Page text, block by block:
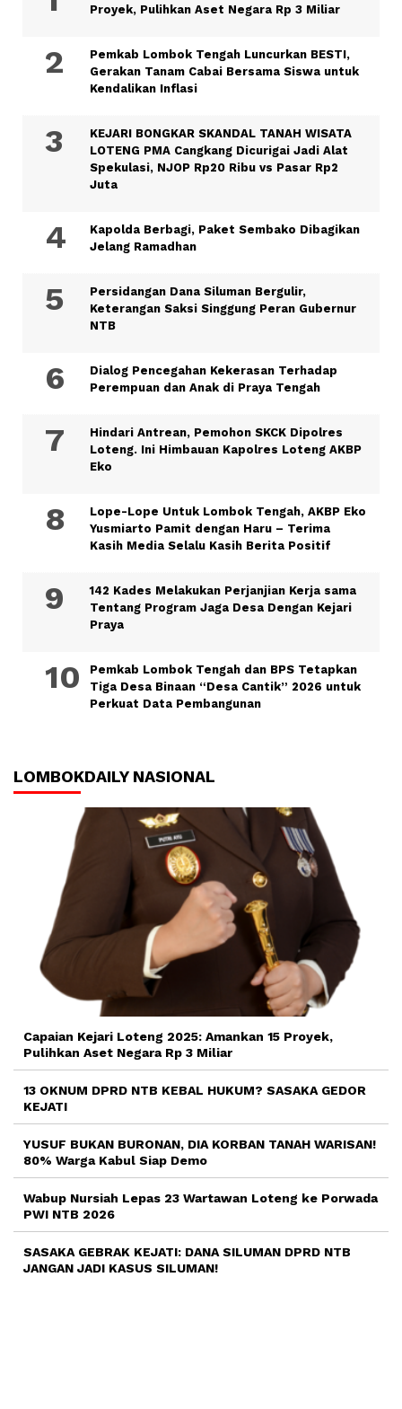
Proyek, Pulihkan Aset Negara Rp 3 Miliar
Pemkab Lombok Tengah Luncurkan BESTI,
Gerakan Tanam Cabai Bersama Siswa untuk
Kendalikan Inflasi
KEJARI BONGKAR SKANDAL TANAH WISATA
LOTENG PMA Cangkang Dicurigai Jadi Alat
Spekulasi, NJOP Rp20 Ribu vs Pasar Rp2
Juta
Kapolda Berbagi, Paket Sembako Dibagikan
Jelang Ramadhan
Persidangan Dana Siluman Bergulir,
Keterangan Saksi Singgung Peran Gubernur
NTB
Dialog Pencegahan Kekerasan Terhadap
Perempuan dan Anak di Praya Tengah
Hindari Antrean, Pemohon SKCK Dipolres
Loteng. Ini Himbauan Kapolres Loteng AKBP
Eko
Lope-Lope Untuk Lombok Tengah, AKBP Eko
Yusmiarto Pamit dengan Haru – Terima
Kasih Media Selalu Kasih Berita Positif
142 Kades Melakukan Perjanjian Kerja sama
Tentang Program Jaga Desa Dengan Kejari
Praya
Pemkab Lombok Tengah dan BPS Tetapkan
Tiga Desa Binaan “Desa Cantik” 2026 untuk
Perkuat Data Pembangunan
LOMBOKDAILY NASIONAL
Capaian Kejari Loteng 2025: Amankan 15 Proyek,
Pulihkan Aset Negara Rp 3 Miliar
13 OKNUM DPRD NTB KEBAL HUKUM? SASAKA GEDOR
KEJATI
YUSUF BUKAN BURONAN, DIA KORBAN TANAH WARISAN!
80% Warga Kabul Siap Demo
Wabup Nursiah Lepas 23 Wartawan Loteng ke Porwada
PWI NTB 2026
SASAKA GEBRAK KEJATI: DANA SILUMAN DPRD NTB
JANGAN JADI KASUS SILUMAN!